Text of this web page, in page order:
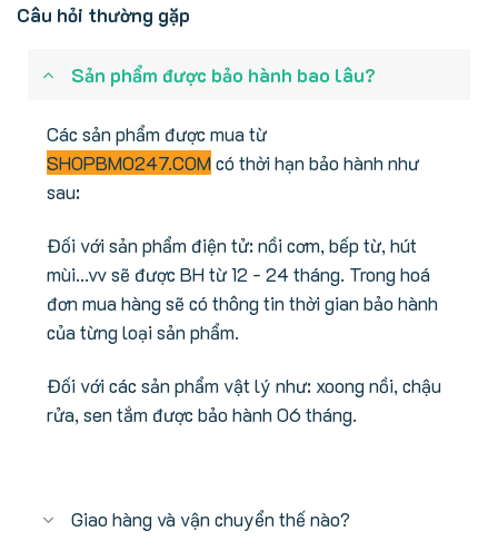
Câu hỏi thường gặp
Sản phẩm được bảo hành bao lâu?
Các sản phẩm được mua từ
SHOPBMO247.COMcó thời hạn bảo hành như
sau:
Đối với sản phẩm điện tử: nồi cơm, bếp từ, hút
mùi...vv sẽ được BH từ 12 - 24 tháng. Trong hoá
đơn mua hàng sẽ có thông tin thời gian bảo hành
của từng loại sản phẩm.
Đối với các sản phẩm vật lý như: xoong nồi, chậu
rửa, sen tắm được bảo hành 06 tháng.
Giao hàng và vận chuyển thế nào?